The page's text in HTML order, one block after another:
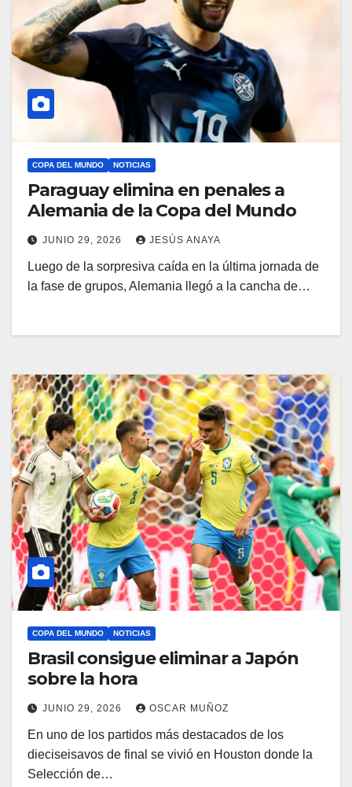
COPA DEL MUNDO NOTICIAS
Paraguay elimina en penales a
Alemania de la Copa del Mundo
JUNIO 29, 2026 JESÚS ANAYA
Luego de la sorpresiva caída en la última jornada de
la fase de grupos, Alemania llegó a la cancha de…
COPA DEL MUNDO NOTICIAS
Brasil consigue eliminar a Japón
sobre la hora
JUNIO 29, 2026 OSCAR MUÑOZ
En uno de los partidos más destacados de los
dieciseisavos de final se vivió en Houston donde la
Selección de…